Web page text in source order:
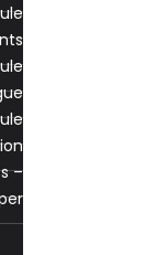
–